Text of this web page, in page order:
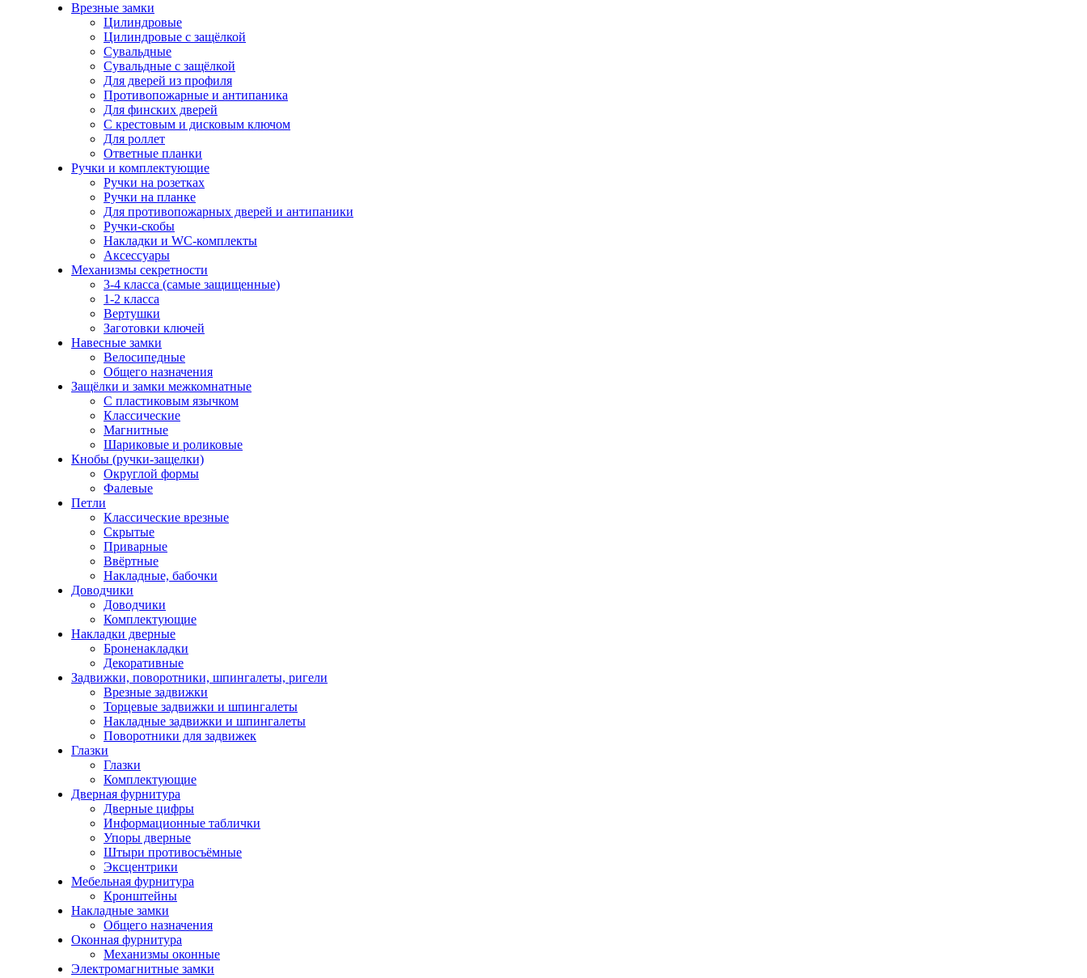
Врезные замки
Цилиндровые
Цилиндровые с защёлкой
Сувальдные
Сувальдные с защёлкой
Для дверей из профиля
Противопожарные и антипаника
Для финских дверей
С крестовым и дисковым ключом
Для роллет
Ответные планки
Ручки и комплектующие
Ручки на розетках
Ручки на планке
Для противопожарных дверей и антипаники
Ручки-скобы
Накладки и WC-комплекты
Аксессуары
Механизмы секретности
3-4 класса (самые защищенные)
1-2 класса
Вертушки
Заготовки ключей
Навесные замки
Велосипедные
Общего назначения
Защёлки и замки межкомнатные
С пластиковым язычком
Классические
Магнитные
Шариковые и роликовые
Кнобы (ручки-защелки)
Округлой формы
Фалевые
Петли
Классические врезные
Скрытые
Приварные
Ввёртные
Накладные, бабочки
Доводчики
Доводчики
Комплектующие
Накладки дверные
Броненакладки
Декоративные
Задвижки, поворотники, шпингалеты, ригели
Врезные задвижки
Торцевые задвижки и шпингалеты
Накладные задвижки и шпингалеты
Поворотники для задвижек
Глазки
Глазки
Комплектующие
Дверная фурнитура
Дверные цифры
Информационные таблички
Упоры дверные
Штыри противосъёмные
Эксцентрики
Мебельная фурнитура
Кронштейны
Накладные замки
Общего назначения
Оконная фурнитура
Механизмы оконные
Электромагнитные замки